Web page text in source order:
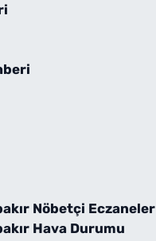
Nöbetçi Eczaneler
Hava Durumu